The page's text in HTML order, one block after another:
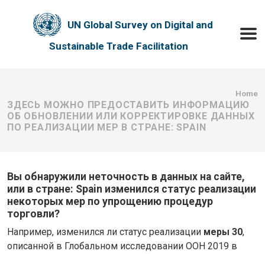
UN Global Survey on Digital and
Sustainable Trade Facilitation
Home
ЗДЕСЬ МОЖНО ПРЕДОСТАВИТЬ ИНФОРМАЦИЮ
ОБ ОБНОВЛЕНИИ ИЛИ КОРРЕКТИРОВКЕ ДАННЫХ
ПО РЕАЛИЗАЦИИ МЕР В СТРАНЕ: SPAIN
Вы обнаружили неточность в данных на сайте,
или в стране: Spain изменился статус реализации
некоторых мер по упрощению процедур
торговли?
Например, изменился ли статус реализации меры 30,
описанной в Глобальном исследовании ООН 2019 в